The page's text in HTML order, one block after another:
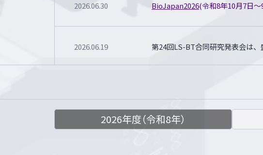
2026.06.30 BioJapan2026(令和8年10月7日
2026.06.19 第24回LS-BT合同研究発表会は、
2026.04.28 【LS-BT2026】講演プログラムを
2026年度（令和8年）